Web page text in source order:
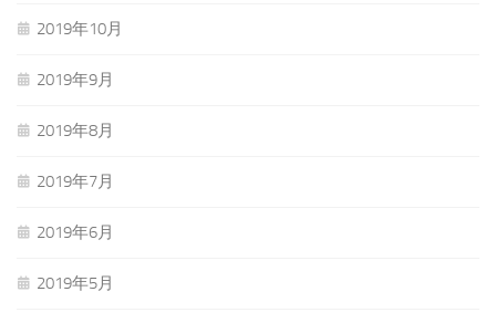
2019年10月
2019年9月
2019年8月
2019年7月
2019年6月
2019年5月